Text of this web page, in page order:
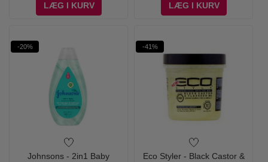
LÆG I KURV
LÆG I KURV
-20%
Johnsons - 2in1 Baby
-41%
Eco Styler - Black Castor &